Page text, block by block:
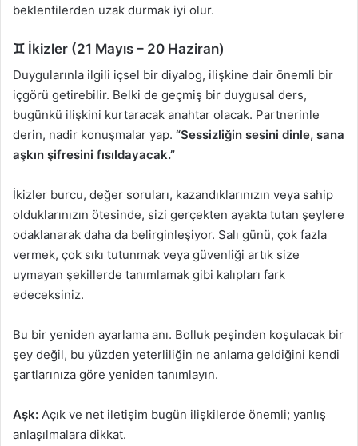
beklentilerden uzak durmak iyi olur.
♊ İkizler (21 Mayıs – 20 Haziran)
Duygularınla ilgili içsel bir diyalog, ilişkine dair önemli bir
içgörü getirebilir. Belki de geçmiş bir duygusal ders,
bugünkü ilişkini kurtaracak anahtar olacak. Partnerinle
derin, nadir konuşmalar yap. “Sessizliğin sesini dinle, sana
aşkın şifresini fısıldayacak.”
İkizler burcu, değer soruları, kazandıklarınızın veya sahip
olduklarınızın ötesinde, sizi gerçekten ayakta tutan şeylere
odaklanarak daha da belirginleşiyor. Salı günü, çok fazla
vermek, çok sıkı tutunmak veya güvenliği artık size
uymayan şekillerde tanımlamak gibi kalıpları fark
edeceksiniz.
Bu bir yeniden ayarlama anı. Bolluk peşinden koşulacak bir
şey değil, bu yüzden yeterliliğin ne anlama geldiğini kendi
şartlarınıza göre yeniden tanımlayın.
Aşk: Açık ve net iletişim bugün ilişkilerde önemli; yanlış
anlaşılmalara dikkat.